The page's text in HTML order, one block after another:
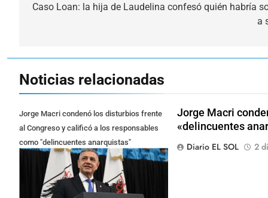
de
Caso Loan: la hija de Laudelina confesó quién habría
a
Noticias relacionadas
Jorge Macri condenó los disturbios frente
al Congreso y calificó a los responsables
como "delincuentes anarquistas"
Jorge Macri
«delincuentes
Diario EL SOL
2